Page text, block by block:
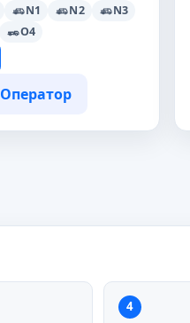
N1 N2
N3
O4
Оператор
4